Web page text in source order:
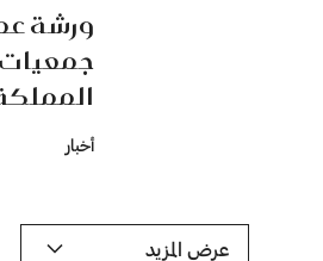
ورشة
أخبار
عرض المزيد